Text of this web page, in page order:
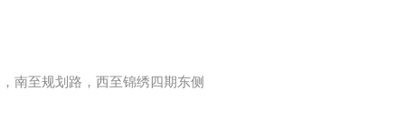
南至规划路，西至锦绣四期东侧